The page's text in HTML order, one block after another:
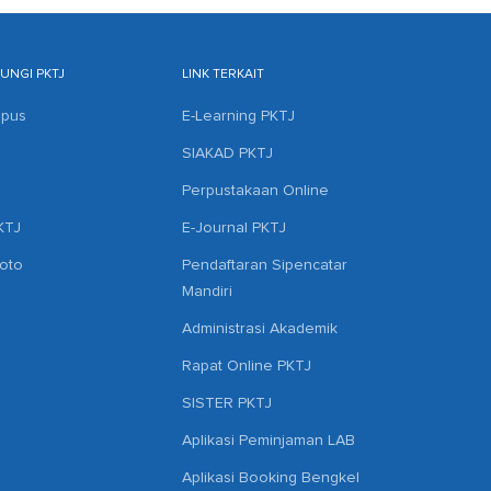
PKTJ LINK TERKAIT
E-Learning PKTJ
SIAKAD PKTJ
Perpustakaan Online
E-Journal PKTJ
Pendaftaran Sipencatar
Mandiri
Administrasi Akademik
Rapat Online PKTJ
SISTER PKTJ
Aplikasi Peminjaman LAB
Aplikasi Booking Bengkel